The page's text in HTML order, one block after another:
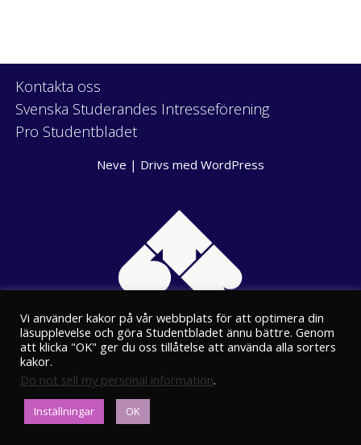
Kontakta oss
Svenska Studerandes Intresseförening
Pro Studentbladet
Neve | Drivs med WordPress
Eriksgatan 8
00100 Helsingfors
Vi använder kakor på vår webbplats för att optimera din
läsupplevelse och göra Studentbladet ännu bättre. Genom
att klicka "OK" ger du oss tillåtelse att använda alla sorters
kakor.
Do not sell my personal information.
Inställningar OK